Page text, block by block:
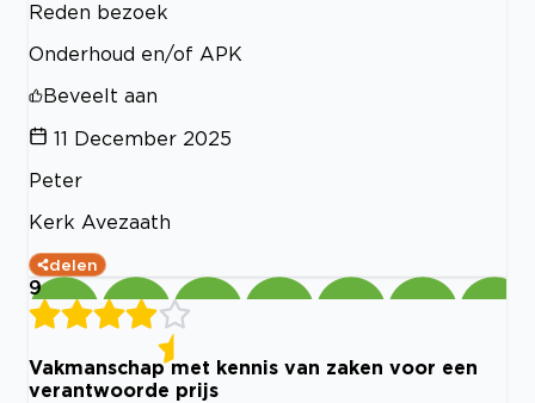
Reden bezoek
Onderhoud en/of APK
Beveelt aan
11 December 2025
Peter
Kerk Avezaath
delen
9
Vakmanschap met kennis van zaken voor een
verantwoorde prijs